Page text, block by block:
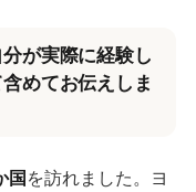
が実際に経験し
めてお伝えしま
国を訪れました。ヨ